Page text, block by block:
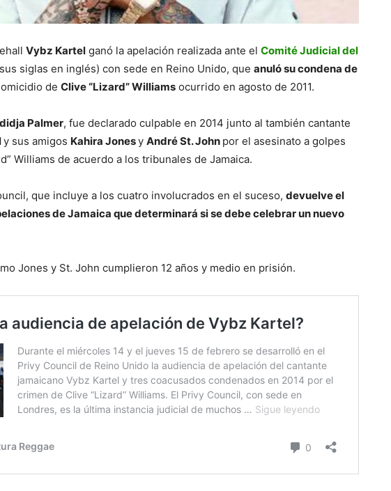
Vybz Kartel ganó la apelación realizada ante el Comité Judicial del
siglas en inglés) con sede en Reino Unido, que anuló su condena de
de Clive “Lizard” Williams ocurrido en agosto de 2011.
Palmer, fue declarado culpable en 2014 junto al también cantante
y sus amigos Kahira Jonesy André St. John por el asesinato a golpes
Williams de acuerdo a los tribunales de Jamaica.
que incluye a los cuatro involucrados en el suceso, devuelve el
de Jamaica que determinará si se debe celebrar un nuevo
Jones y St. John cumplieron 12 años y medio en prisión.